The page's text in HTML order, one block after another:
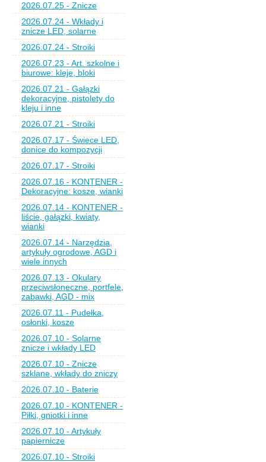
2026.07.25 - Znicze
2026.07.24 - Wkłady i
znicze LED, solarne
2026.07.24 - Stroiki
2026.07.23 - Art. szkolne i
biurowe: kleje, bloki
2026.07.21 - Gałązki
dekoracyjne, pistolety do
kleju i inne
2026.07.21 - Stroiki
2026.07.17 - Świece LED,
donice do kompozycji
2026.07.17 - Stroiki
2026.07.16 - KONTENER -
Dekoracyjne: kosze, wianki
2026.07.14 - KONTENER -
liście, gałązki, kwiaty,
wianki
2026.07.14 - Narzędzia,
artykuły ogrodowe, AGD i
wiele innych
2026.07.13 - Okulary
przeciwsłoneczne, portfele,
zabawki, AGD - mix
2026.07.11 - Pudełka,
osłonki, kosze
2026.07.10 - Solarne
znicze i wkłady LED
2026.07.10 - Znicze
szklane, wkłady do zniczy
2026.07.10 - Baterie
2026.07.10 - KONTENER -
Piłki, gniotki i inne
2026.07.10 - Artykuły
papiernicze
2026.07.10 - Stroiki